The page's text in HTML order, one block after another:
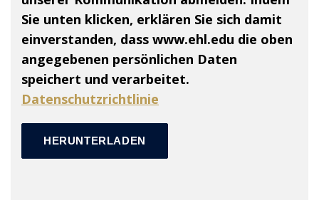
Sie unten klicken, erklären Sie sich damit
einverstanden, dass www.ehl.edu die oben
angegebenen persönlichen Daten
speichert und verarbeitet.
Datenschutzrichtlinie